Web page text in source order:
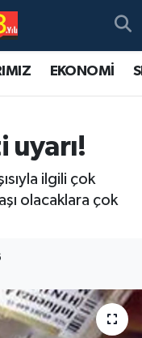
EKONOMİ
uyarı!
ilgili çok
olacaklara çok